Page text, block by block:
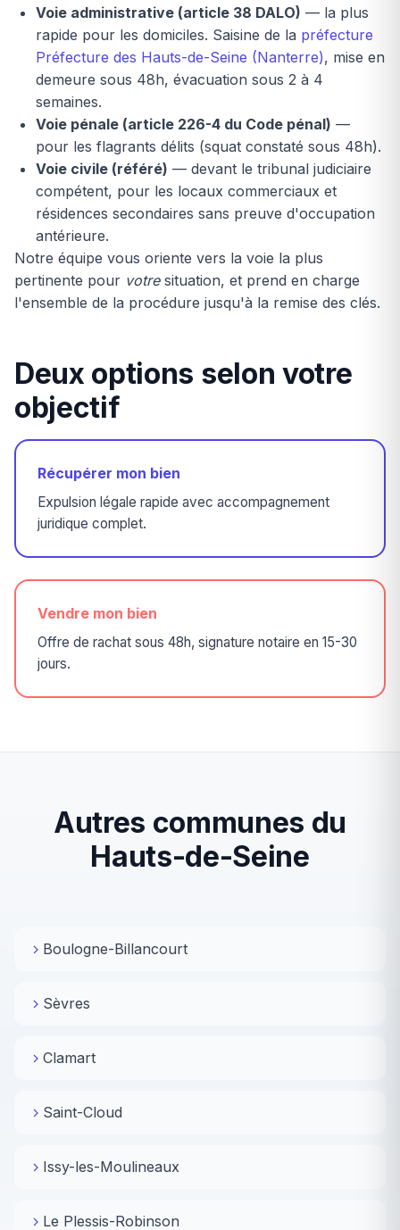
Voie administrative (article 38 DALO) — la plus
rapide pour les domiciles. Saisine de la préfecture
Préfecture des Hauts-de-Seine (Nanterre), mise en
demeure sous 48h, évacuation sous 2 à 4
semaines.
Voie pénale (article 226-4 du Code pénal) —
pour les flagrants délits (squat constaté sous 48h).
Voie civile (référé) — devant le tribunal judiciaire
compétent, pour les locaux commerciaux et
résidences secondaires sans preuve d'occupation
antérieure.
Notre équipe vous oriente vers la voie la plus
pertinente pour votresituation, et prend en charge
l'ensemble de la procédure jusqu'à la remise des clés.
Deux options selon votre
objectif
Récupérer mon bien
Expulsion légale rapide avec accompagnement
juridique complet.
Vendre mon bien
Offre de rachat sous 48h, signature notaire en 15-30
jours.
Autres communes du
Hauts-de-Seine
Boulogne-Billancourt
Sèvres
Clamart
Saint-Cloud
Issy-les-Moulineaux
Le Plessis-Robinson